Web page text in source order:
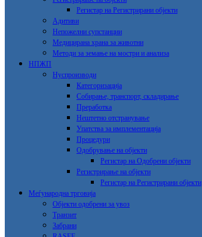
Регистар на Регистрирани објекти
Адитиви
Непожелни супстанции
Медицирана храна за животни
Методи за земање на мостри и анализа
НПЖП
Нуспроизводи
Категоризација
Собирање, транспорт, складирање
Преработка
Нештетно отстранување
Упатства за имплементација
Процедури
Одобрување на објекти
Регистар на Одобрени објекти
Регистрирање на објекти
Регистар на Регистрирани објекти
Меѓународна трговија
Објекти одобрени за увоз
Транзит
Забрани